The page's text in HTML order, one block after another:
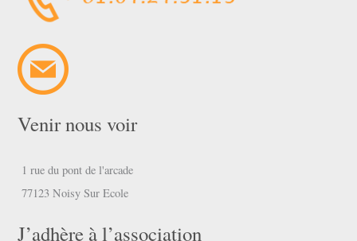
Venir nous voir
1 rue du pont de l'arcade
77123 Noisy Sur Ecole
J’adhère à l’association